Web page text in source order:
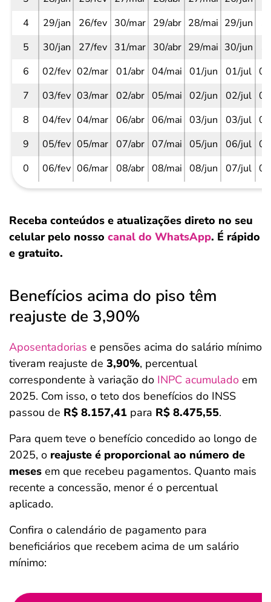
4
29/jan 26/fev 30/mar 29/abr 28/mai 29/jun
5
30/jan 27/fev 31/mar 30/abr 29/mai 30/jun
6
02/fev 02/mar 01/abr 04/mai 01/jun 01/jul
7
03/fev 03/mar 02/abr 05/mai 02/jun 02/jul
8
04/fev 04/mar 06/abr 06/mai 03/jun 03/jul
9
05/fev 05/mar 07/abr 07/mai 05/jun 06/jul
0
06/fev 06/mar 08/abr 08/mai 08/jun 07/jul
Receba conteúdos e atualizações direto no seu
celular pelo nosso canal do WhatsApp. É rápido
e gratuito.
Benefícios acima do piso têm
reajuste de 3,90%
Aposentadorias e pensões acima do salário mínimo
tiveram reajuste de 3,90%, percentual
correspondente à variação do INPC acumulado em
2025. Com isso, o teto dos benefícios do INSS
passou de R$ 8.157,41 para R$ 8.475,55.
Para quem teve o benefício concedido ao longo de
2025, o reajuste é proporcional ao número de
meses em que recebeu pagamentos. Quanto mais
recente a concessão, menor é o percentual
aplicado.
Confira o calendário de pagamento para
beneficiários que recebem acima de um salário
mínimo: